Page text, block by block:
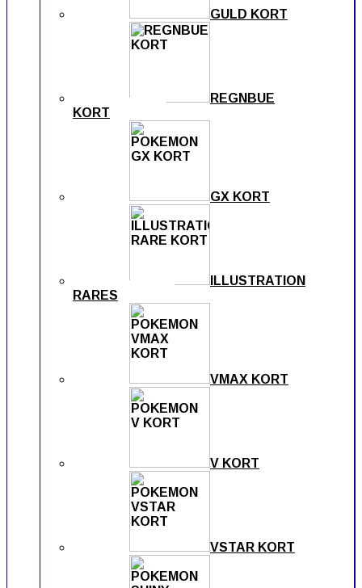
GULD KORT
REGNBUE
KORT
GX KORT
ILLUSTRATION
RARES
VMAX KORT
V KORT
VSTAR KORT